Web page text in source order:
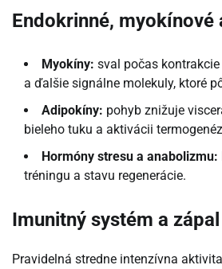
Endokrinné,
Myokíny: sval počas
a ďalšie signálne molekuly, ktoré
Adipokíny: pohyb znižuje
bieleho tuku a aktivácii
Hormóny stresu a anabolizmu:
tréningu a stavu regenerácie.
Imunitný systém a zápal
Pravidelná stredne intenzívna